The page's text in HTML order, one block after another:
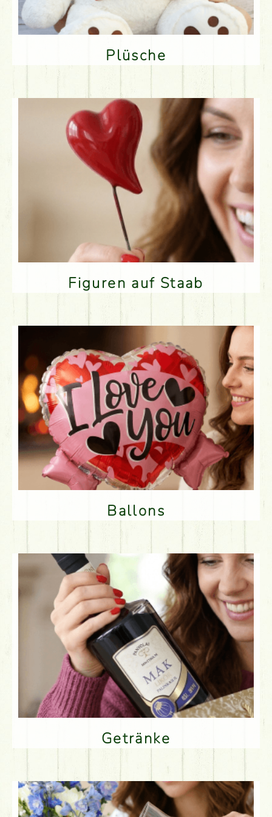
Plüsche
Figuren auf Staab
Ballons
Getränke